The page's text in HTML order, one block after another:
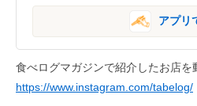
アプリ
食べログマガジンで紹介したお店を
https://www.instagram.com/tabelog/